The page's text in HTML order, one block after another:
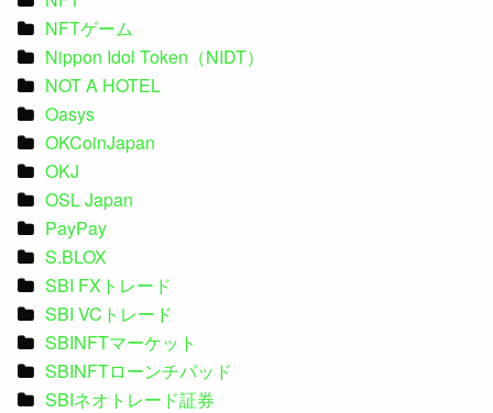
NFTゲーム
Nippon Idol Token（NIDT）
NOT A HOTEL
Oasys
OKCoinJapan
OKJ
OSL Japan
PayPay
S.BLOX
SBI FXトレード
SBI VCトレード
SBINFTマーケット
SBINFTローンチパッド
SBIネオトレード証券